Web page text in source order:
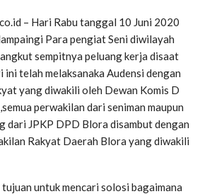
– Hari Rabu tanggal 10 Juni 2020
Para pengiat Seni diwilayah
sempitnya peluang kerja disaat
ini telah melaksanaka Audensi dengan
yang diwakili oleh Dewan Komis D
perwakilan dari seniman maupun
dari JPKP DPD Blora disambut dengan
Rakyat Daerah Blora yang diwakili
untuk mencari solosi bagaimana